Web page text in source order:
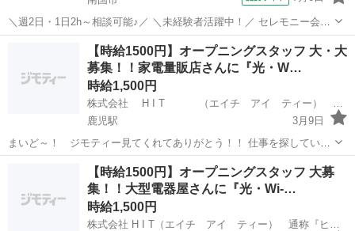
＼週2日・1日2h～相談可能♪／ ＼未経験者活躍中！／ セレモニー会館
での清掃スタッフです。 【具体的には】 主な業務は葬祭が滞りなく行
われるようにサポートする業務です。 ◎セレモニーのお手伝い ◎葬儀
場での準備 ◎お出...
その他
【時給1500円】オープニングスタッフ 大・大
募集！！家電量販店さんに『光・W…
時給1,500円
株式会社 H I T （エイチ アイ ティー） 通称『ヒット』です！
鹿児駅
3月9日
まいど～！ ジモティー見てくれてありがとう！！ 仕事を探している
人は、最後まで見てくださいね♪ オープニングスタッフ 大・大募
鹿児駅 その他
【時給1500円】オープニングスタッフ 大募
集！！大型電器屋さんに『光・Wi-…
時給1,500円